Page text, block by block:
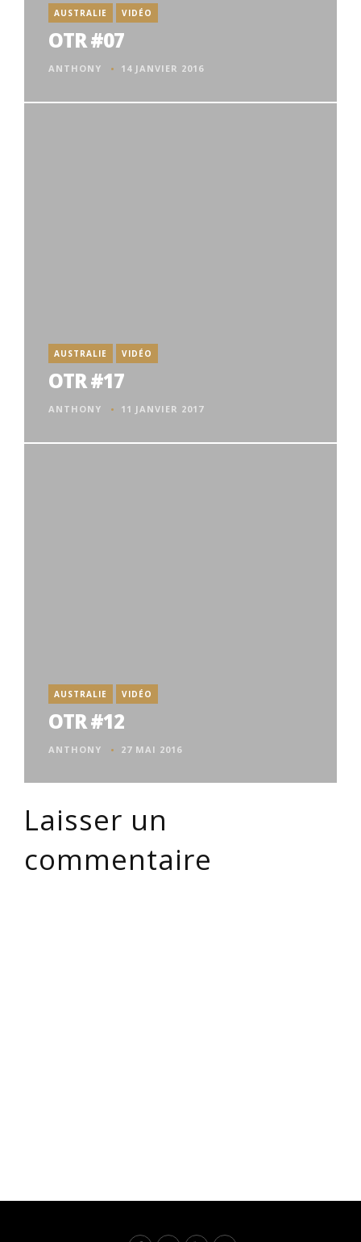
AUSTRALIE VIDÉO
OTR #07
ANTHONY 14 JANVIER 2016
AUSTRALIE VIDÉO
OTR #17
ANTHONY 11 JANVIER 2017
AUSTRALIE VIDÉO
OTR #12
ANTHONY 27 MAI 2016
Laisser un
commentaire